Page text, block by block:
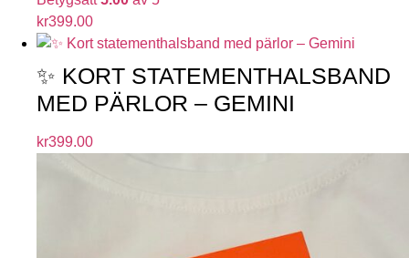
kr399.00
✨ KORT STATEMENTHALSBAND
MED PÄRLOR – GEMINI
kr399.00